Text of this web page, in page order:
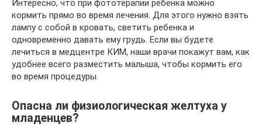
Интересно, что при фототерапии ребенка можно
кормить прямо во время лечения. Для этого нужно взять
лампу с собой в кровать, светить ребенка и
одновременно давать ему грудь. Если вы будете
лечиться в медцентре КИМ, наши врачи покажут вам, как
удобнее всего разместить малыша, чтобы кормить его
во время процедуры.
Опасна ли физиологическая желтуха у
младенцев?